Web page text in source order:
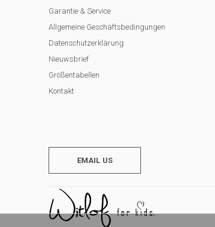
Garantie & Service
Allgemeine Geschäftsbedingungen
Datenschutzerklärung
Nieuwsbrief
Größentabellen
Kontakt
EMAIL US